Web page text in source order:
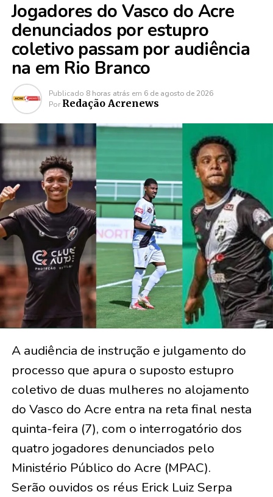
Jogadores do Vasco do Acre
denunciados por estupro
coletivo passam por audiência
na em Rio Branco
Publicado 8 horas atrás em 6 de agosto de 2026
Por Redação Acrenews
A audiência de instrução e julgamento do
processo que apura o suposto estupro
coletivo de duas mulheres no alojamento
do Vasco do Acre entra na reta final nesta
quinta-feira (7), com o interrogatório dos
quatro jogadores denunciados pelo
Ministério Público do Acre (MPAC).
Serão ouvidos os réus Erick Luiz Serpa